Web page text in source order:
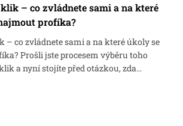
– co zvládnete sami a na které
profíka?
co zvládnete sami a na které úkoly se
Prošli jste procesem výběru toho
a nyní stojíte před otázkou, zda...